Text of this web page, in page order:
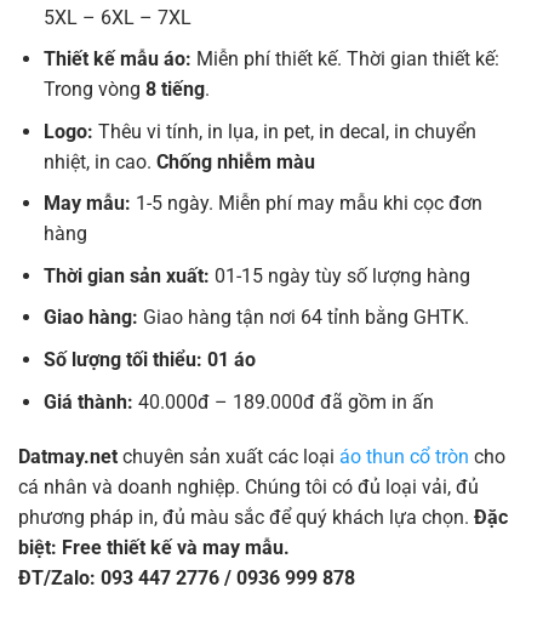
5XL – 6XL – 7XL
Thiết kế mẫu áo: Miễn phí thiết kế. Thời gian thiết kế:
Trong vòng 8 tiếng.
Logo: Thêu vi tính, in lụa, in pet, in decal, in chuyển
nhiệt, in cao. Chống nhiễm màu
May mẫu: 1-5 ngày. Miễn phí may mẫu khi cọc đơn
hàng
Thời gian sản xuất: 01-15 ngày tùy số lượng hàng
Giao hàng: Giao hàng tận nơi 64 tỉnh bằng GHTK.
Số lượng tối thiểu: 01 áo
Giá thành: 40.000đ – 189.000đ đã gồm in ấn
Datmay.net chuyên sản xuất các loại áo thun cổ tròn cho
cá nhân và doanh nghiệp. Chúng tôi có đủ loại vải, đủ
phương pháp in, đủ màu sắc để quý khách lựa chọn. Đặc
biệt: Free thiết kế và may mẫu.
ĐT/Zalo: 093 447 2776 / 0936 999 878